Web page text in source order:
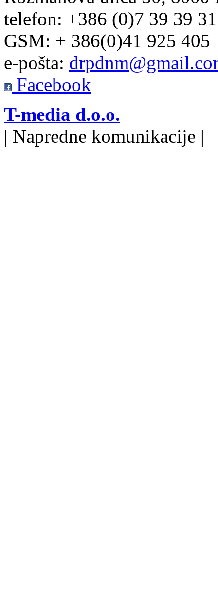
telefon: +386 (0)7 39 39
GSM: + 386(0)41 925 405
e-pošta:
Facebook
T-media d.o.o.
| Napredne komunikacije |